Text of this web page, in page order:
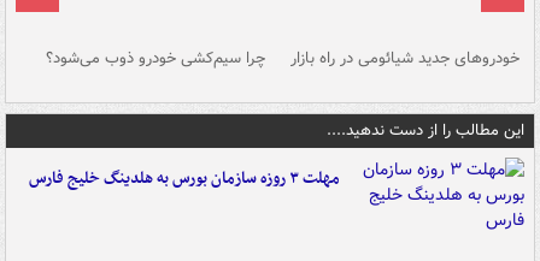
خودروهای جدید شیائومی در راه بازار چرا سیم‌کشی خودرو ذوب می‌شود؟
این مطالب را از دست ندهید....
مهلت ۳ روزه سازمان بورس به هلدینگ خلیج فارس